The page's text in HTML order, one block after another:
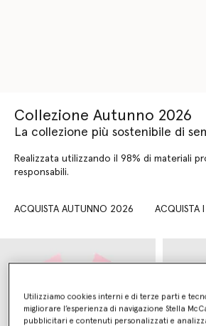
Collezione Autunno 2026
La collezione più sostenibile di
Realizzata utilizzando il 98% di materiali
responsabili.
ACQUISTA AUTUNNO 2026 ACQUISTA I
Utilizziamo cookies interni e di terze parti e
migliorare l’esperienza di navigazione Stella
pubblicitari e contenuti personalizzati e